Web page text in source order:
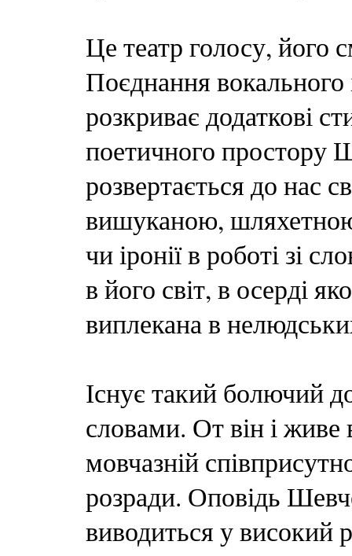
Це театр голосу, його
Поєднання вокального
розкриває додаткові
поетичного простору
розвертається до нас
вишуканою,
чи іронії в роботі зі
в його світ, в осерді
виплекана в
Існує такий болючий
словами. От він і живе
мовчазній
розради. Оповідь
виводиться у високий